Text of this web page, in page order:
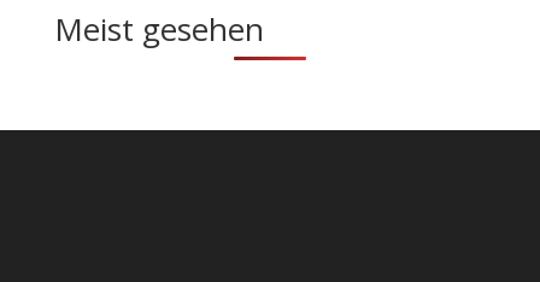
Meist gesehen